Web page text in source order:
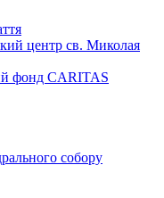
центр св. Миколая
фонд CARITAS
собору